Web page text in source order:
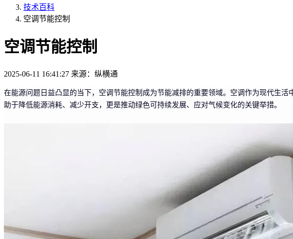
技术百科
空调节能控制
空调节能控制
2025-06-11 16:41:27 来源：纵横通
在能源问题日益凸显的当下，空调节能控制成为节能减排的重要领域。空调作为现代生
助于降低能源消耗、减少开支，更是推动绿色可持续发展、应对气候变化的关键举措。